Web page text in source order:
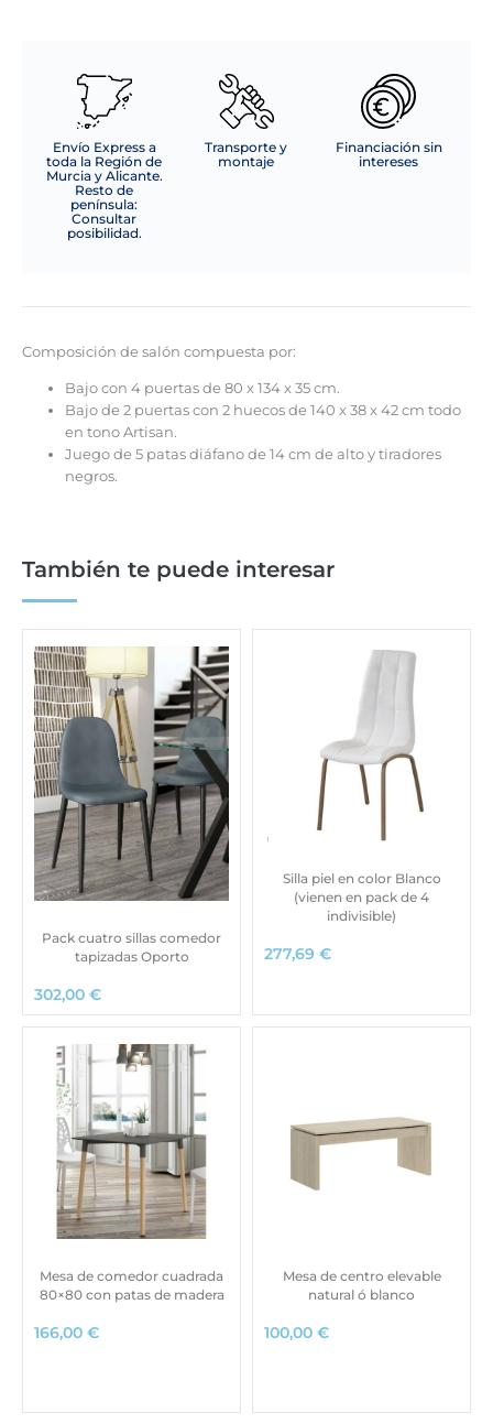
Envío Express a
toda la Región de
Murcia y Alicante.
Resto de
península:
Consultar
posibilidad.
Transporte y
montaje
Financiación sin
intereses
Composición de salón compuesta por:
Bajo con 4 puertas de 80 x 134 x 35 cm.
Bajo de 2 puertas con 2 huecos de 140 x 38 x 42 cm todo
en tono Artisan.
Juego de 5 patas diáfano de 14 cm de alto y tiradores
negros.
También te puede interesar
Pack cuatro sillas comedor
tapizadas Oporto
302,00 €
Silla piel en color Blanco
(vienen en pack de 4
indivisible)
277,69 €
Mesa de comedor cuadrada
80×80 con patas de madera
166,00 €
Mesa de centro elevable
natural ó blanco
100,00 €